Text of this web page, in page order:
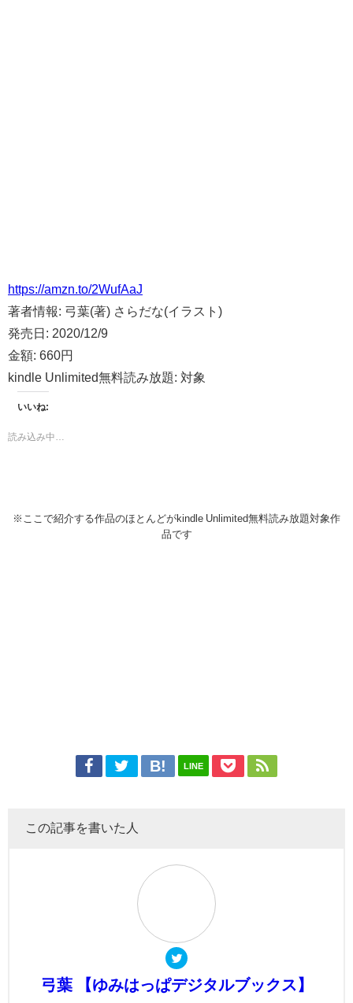
https://amzn.to/2WufAaJ
著者情報: 弓葉(著) さらだな(イラスト)
発売日: 2020/12/9
金額: 660円
kindle Unlimited無料読み放題: 対象
いいね:
読み込み中…
※ここで紹介する作品のほとんどがkindle Unlimited無料読み放題対象作
品です
LINE
この記事を書いた人
弓葉 【ゆみはっぱデジタルブックス】